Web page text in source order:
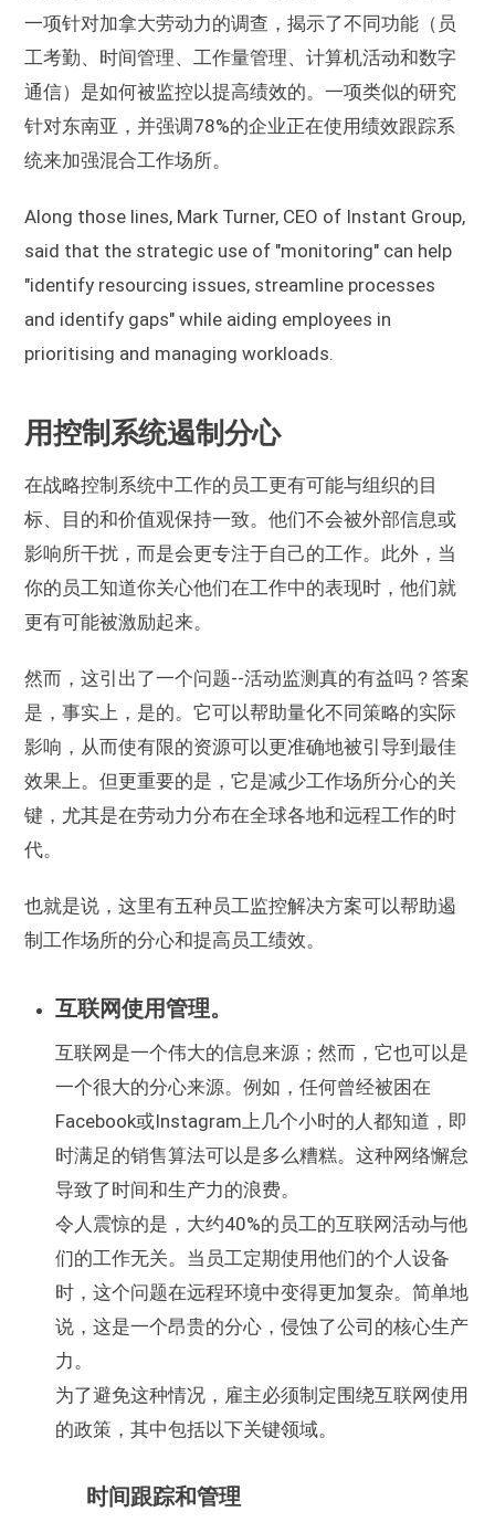
一项针对加拿大劳动力的调查，揭示了不同功能（员
工考勤、时间管理、工作量管理、计算机活动和数字
通信）是如何被监控以提高绩效的。一项类似的研究
针对东南亚，并强调78%的企业正在使用绩效跟踪系
统来加强混合工作场所。
Along those lines, Mark Turner, CEO of Instant Group,
said that the strategic use of "monitoring" can help
"identify resourcing issues, streamline processes
and identify gaps" while aiding employees in
prioritising and managing workloads.
用控制系统遏制分心
在战略控制系统中工作的员工更有可能与组织的目
标、目的和价值观保持一致。他们不会被外部信息或
影响所干扰，而是会更专注于自己的工作。此外，当
你的员工知道你关心他们在工作中的表现时，他们就
更有可能被激励起来。
然而，这引出了一个问题--活动监测真的有益吗？答案
是，事实上，是的。它可以帮助量化不同策略的实际
影响，从而使有限的资源可以更准确地被引导到最佳
效果上。但更重要的是，它是减少工作场所分心的关
键，尤其是在劳动力分布在全球各地和远程工作的时
代。
也就是说，这里有五种员工监控解决方案可以帮助遏
制工作场所的分心和提高员工绩效。
互联网使用管理。
互联网是一个伟大的信息来源；然而，它也可以是
一个很大的分心来源。例如，任何曾经被困在
Facebook或Instagram上几个小时的人都知道，即
时满足的销售算法可以是多么糟糕。这种网络懈怠
导致了时间和生产力的浪费。
令人震惊的是，大约40%的员工的互联网活动与他
们的工作无关。当员工定期使用他们的个人设备
时，这个问题在远程环境中变得更加复杂。简单地
说，这是一个昂贵的分心，侵蚀了公司的核心生产
力。
为了避免这种情况，雇主必须制定围绕互联网使用
的政策，其中包括以下关键领域。
时间跟踪和管理